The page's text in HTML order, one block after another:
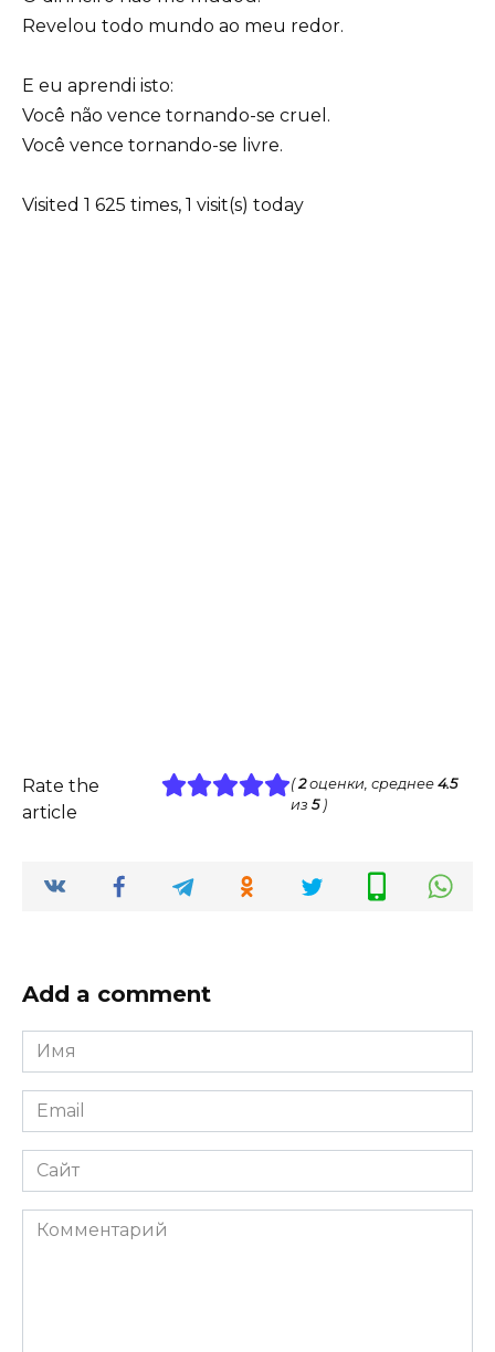
Revelou todo mundo ao meu redor.
E eu aprendi isto:
Você não vence tornando-se cruel.
Você vence tornando-se livre.
Visited 1 625 times, 1 visit(s) today
Rate the
article
(2оценки, среднее 4.5
из 5)
Add a comment
Имя
*
Email
*
Сайт
Комментарий